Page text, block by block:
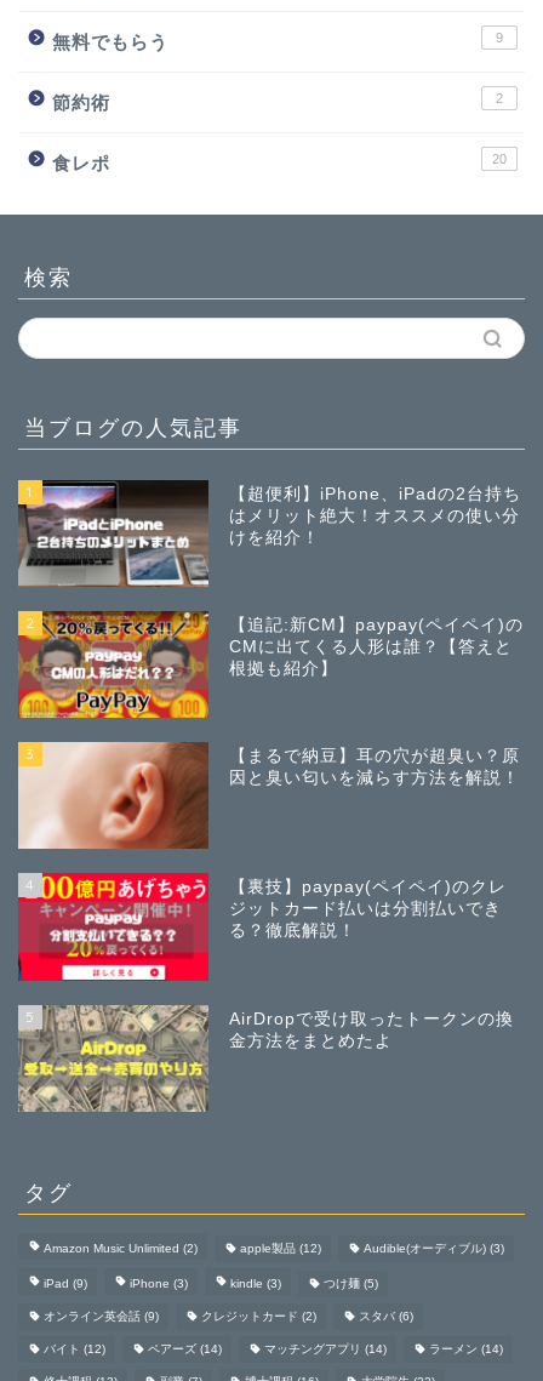
無料でもらう 9
節約術 2
食レポ 20
検索
当ブログの人気記事
1
【超便利】iPhone、iPadの2台持ち
はメリット絶大！オススメの使い分
けを紹介！
2
【追記:新CM】paypay(ペイペイ)の
CMに出てくる人形は誰？【答えと
根拠も紹介】
3
【まるで納豆】耳の穴が超臭い？原
因と臭い匂いを減らす方法を解説！
4
【裏技】paypay(ペイペイ)のクレ
ジットカード払いは分割払いでき
る？徹底解説！
5
AirDropで受け取ったトークンの換
金方法をまとめたよ
タグ
Amazon Music Unlimited (2) apple製品 (12) Audible(オーディブル) (3)
iPad (9) iPhone (3) kindle (3) つけ麺 (5)
オンライン英会話 (9) クレジットカード (2) スタバ (6)
バイト (12) ペアーズ (14) マッチングアプリ (14) ラーメン (14)